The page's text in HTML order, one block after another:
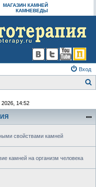
МАГАЗИН КАМНЕЙ
КАМНЕВЕДЫ
Вход
14:52
свойствами камней
камней на организм человека